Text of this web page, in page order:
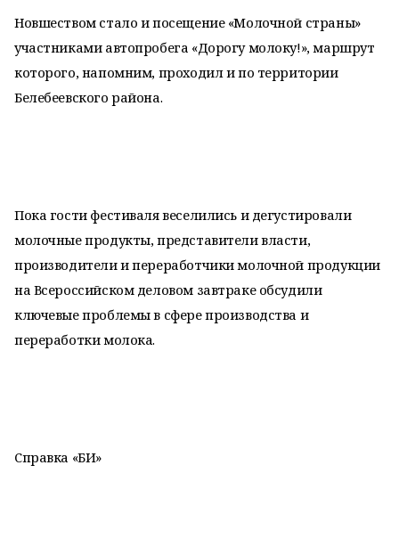
Новшеством стало и посещение «Молочной страны»
участниками автопробега «Дорогу молоку!», маршрут
которого, напомним, проходил и по территории
Белебеевского района.
Пока гости фестиваля веселились и дегустировали
молочные продукты, представители власти,
производители и переработчики молочной продукции
на Всероссийском деловом завтраке обсудили
ключевые проблемы в сфере производства и
переработки молока.
Справка «БИ»